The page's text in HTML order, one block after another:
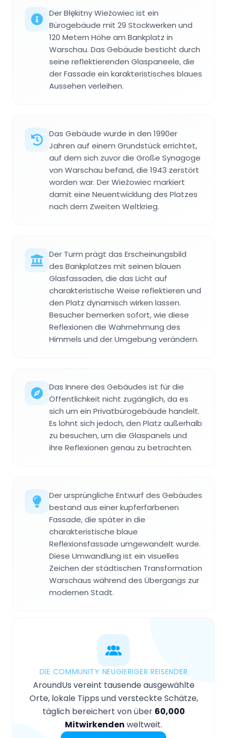
Der Błękitny Wieżowiec ist ein
Bürogebäude mit 29 Stockwerken und
120 Metern Höhe am Bankplatz in
Warschau. Das Gebäude besticht durch
seine reflektierenden Glaspaneele, die
der Fassade ein karakteristisches blaues
Aussehen verleihen.
Das Gebäude wurde in den 1990er
Jahren auf einem Grundstück errichtet,
auf dem sich zuvor die Große Synagoge
von Warschau befand, die 1943 zerstört
worden war. Der Wieżowiec markiert
damit eine Neuentwicklung des Platzes
nach dem Zweiten Weltkrieg.
Der Turm prägt das Erscheinungsbild
des Bankplatzes mit seinen blauen
Glasfassaden, die das Licht auf
charakteristische Weise reflektieren und
den Platz dynamisch wirken lassen.
Besucher bemerken sofort, wie diese
Reflexionen die Wahrnehmung des
Himmels und der Umgebung verändern.
Das Innere des Gebäudes ist für die
Öffentlichkeit nicht zugänglich, da es
sich um ein Privatbürogebäude handelt.
Es lohnt sich jedoch, den Platz außerhalb
zu besuchen, um die Glaspanels und
ihre Reflexionen genau zu betrachten.
Der ursprüngliche Entwurf des Gebäudes
bestand aus einer kupferfarbenen
Fassade, die später in die
charakteristische blaue
Reflexionsfassade umgewandelt wurde.
Diese Umwandlung ist ein visuelles
Zeichen der städtischen Transformation
Warschaus während des Übergangs zur
modernen Stadt.
DIE COMMUNITY NEUGIERIGER REISENDER
AroundUs vereint tausende ausgewählte
Orte, lokale Tipps und versteckte Schätze,
täglich bereichert von über 60,000
Mitwirkenden weltweit.